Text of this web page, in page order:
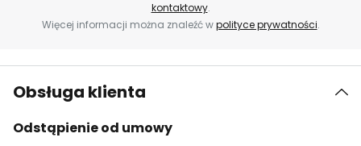
kontaktowy.
Więcej informacji można znaleźć wpolityce prywatności.
Obsługa klienta
Odstąpienie od umowy